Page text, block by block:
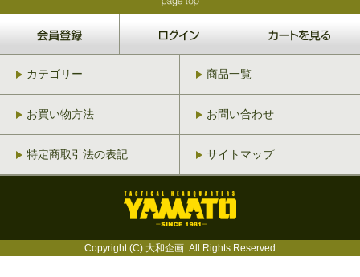
カテゴリー 商品一覧
お買い物方法 お問い合わせ
特定商取引法の表記 サイトマップ
Copyright (C) 大和企画. All Rights Reserved